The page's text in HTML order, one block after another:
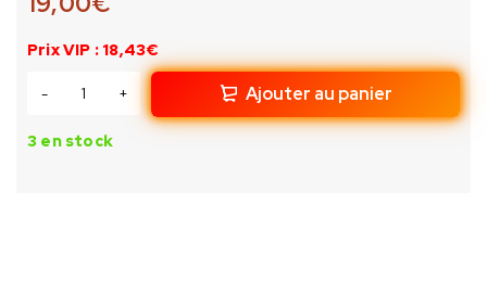
Prix VIP : 18,43€
Ajouter au panier
3 en stock